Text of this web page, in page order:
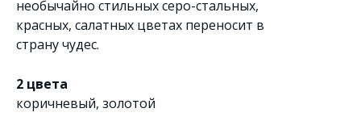
необычайно стильных серо-стальных,
красных, салатных цветах переносит в
страну чудес.
2 цвета
коричневый, золотой